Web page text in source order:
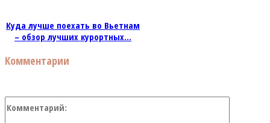
Куда лучше поехать во Вьетнам
– обзор лучших курортных...
Комментарии